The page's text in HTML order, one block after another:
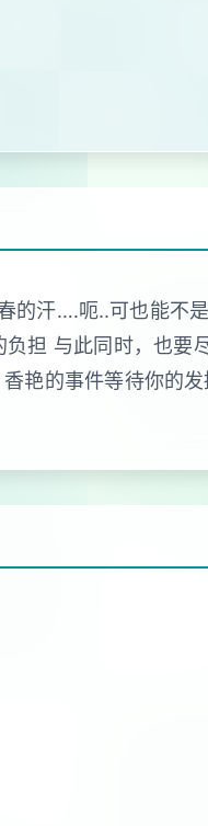
的汗….呃..可也能不
担 与此同时，也要
艳的事件等待你的